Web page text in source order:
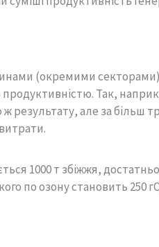
(окремими
Так,
результату, але за більш
1000 т збіжжя,
по озону становить 250